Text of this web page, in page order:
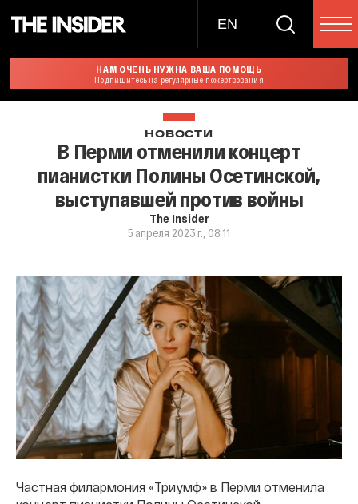
EN
НАМ ОЧЕНЬ НУЖНА ВАША ПОМОЩЬ
Подпишитесь на регулярные пожертвования
НОВОСТИ
В Перми отменили концерт
пианистки Полины Осетинской,
выступавшей против войны
The Insider
5 апреля 2023 г., 08:11
Частная филармония «Триумф» в Перми отменила